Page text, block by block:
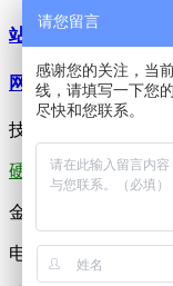
站内搜索
网站地图
技术支持：
硬度换算-计算器|洛
金相试样切割机厂
电话：021-57555126
请您留言
感谢您的关注，当
线，请填写一下您
尽快和您联系。